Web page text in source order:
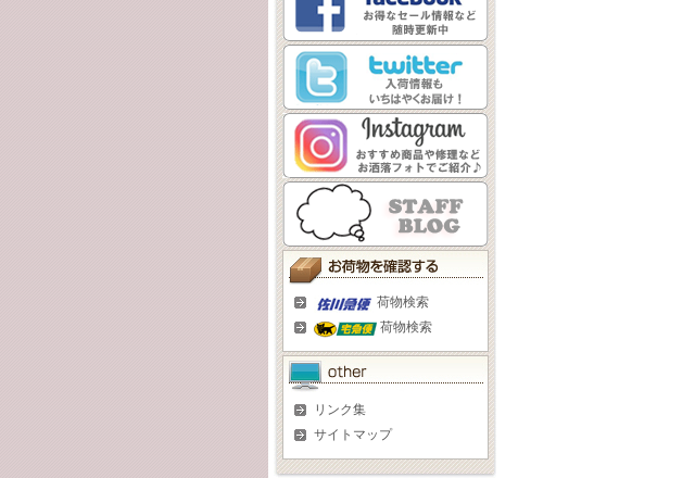
荷物検索
荷物検索
リンク集
サイトマップ